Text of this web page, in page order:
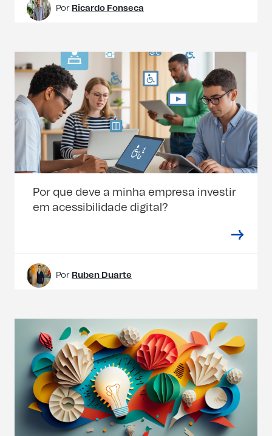
Por Ricardo Fonseca
Por que deve a minha empresa investir
em acessibilidade digital?
Por Ruben Duarte